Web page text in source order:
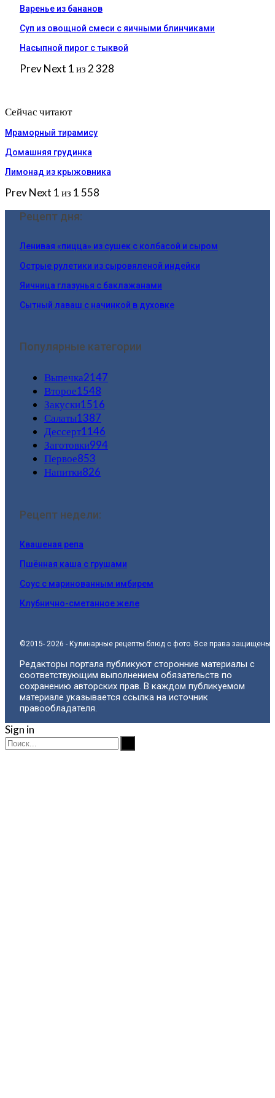
Варенье из бананов
Суп из овощной смеси с яичными блинчиками
Насыпной пирог с тыквой
PrevNext 1 из 2 328
Сейчас читают
Мраморный тирамису
Домашняя грудинка
Лимонад из крыжовника
PrevNext 1 из 1 558
Рецепт дня:
Ленивая «пицца» из сушек с колбасой и сыром
Острые рулетики из сыровяленой индейки
Яичница глазунья с баклажанами
Сытный лаваш с начинкой в духовке
Популярные категории
Выпечка2147
Второе1548
Закуски1516
Салаты1387
Дессерт1146
Заготовки994
Первое853
Напитки826
Рецепт недели:
Квашеная репа
Пшённая каша с грушами
Соус с маринованным имбирем
Клубнично-сметанное желе
©2015- 2026 - Кулинарные рецепты блюд с фото. Все права защищены.
Редакторы портала публикуют сторонние материалы с
соответствующим выполнением обязательств по
сохранению авторских прав. В каждом публикуемом
материале указывается ссылка на источник
правообладателя.
Sign in